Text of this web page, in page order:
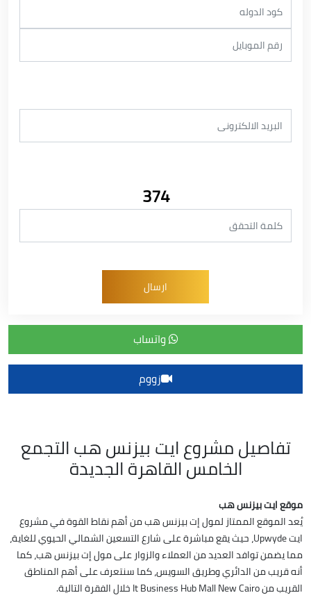
374
واتساب
زووم
تفاصيل مشروع ايت بيزنس هب التجمع
الخامس القاهرة الجديدة
موقع ايت بيزنس هب
يُعد الموقع الممتاز لمول إت بيزنس هب من أهم نقاط القوة في مشروع
ايت Upwyde، حيث يقع مباشرة على شارع التسعين الشمالي الحيوي للغاية،
مما يضمن توافد العديد من العملاء والزوار على مول إت بيزنس هب، كما
أنه قريب من الدائري وطريق السويس، كما سنتعرف على أهم المناطق
القريب من It Business Hub Mall New Cairo خلال الفقرة التالية.